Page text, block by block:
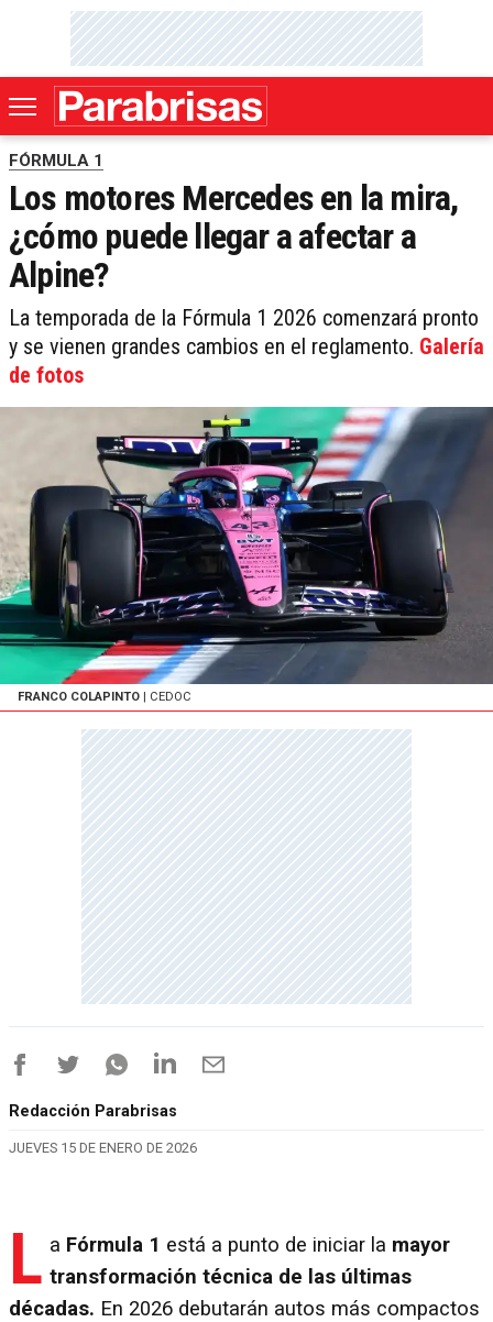
FÓRMULA 1
Los motores Mercedes en la mira,
¿cómo puede llegar a afectar a
Alpine?
La temporada de la Fórmula 1 2026 comenzará pronto
y se vienen grandes cambios en el reglamento. Galería
de fotos
FRANCO COLAPINTO | CEDOC
Redacción Parabrisas
JUEVES 15 DE ENERO DE 2026
L a Fórmula 1 está a punto de iniciar la mayor
transformación técnica de las últimas
décadas. En 2026 debutarán autos más compactos